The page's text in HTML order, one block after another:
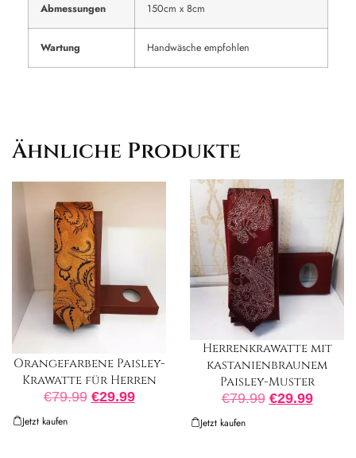
Abmessungen 150cm x 8cm
Wartung Handwäsche empfohlen
Ähnliche Produkte
Orangefarbene Paisley-
Krawatte für Herren
€79.99 €29.99
Jetzt kaufen
Herrenkrawatte mit
kastanienbraunem
Paisley-Muster
€79.99 €29.99
Jetzt kaufen